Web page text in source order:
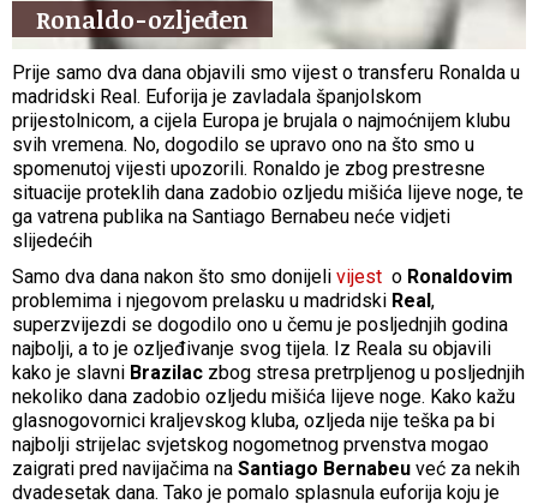
Ronaldo-ozljeđen
Prije samo dva dana objavili smo vijest o transferu Ronalda u
madridski Real. Euforija je zavladala španjolskom
prijestolnicom, a cijela Europa je brujala o najmoćnijem klubu
svih vremena. No, dogodilo se upravo ono na što smo u
spomenutoj vijesti upozorili. Ronaldo je zbog prestresne
situacije proteklih dana zadobio ozljedu mišića lijeve noge, te
ga vatrena publika na Santiago Bernabeu neće vidjeti
slijedećih
Samo dva dana nakon što smo donijeli vijest o Ronaldovim
problemima i njegovom prelasku u madridski Real,
superzvijezdi se dogodilo ono u čemu je posljednjih godina
najbolji, a to je ozljeđivanje svog tijela. Iz Reala su objavili
kako je slavni Brazilac zbog stresa pretrpljenog u posljednjih
nekoliko dana zadobio ozljedu mišića lijeve noge. Kako kažu
glasnogovornici kraljevskog kluba, ozljeda nije teška pa bi
najbolji strijelac svjetskog nogometnog prvenstva mogao
zaigrati pred navijačima na Santiago Bernabeu već za nekih
dvadesetak dana. Tako je pomalo splasnula euforija koju je